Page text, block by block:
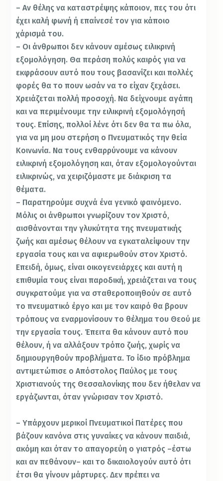
– Αν θέλης να καταστρέψης κάποιον, πες του ότι
έχει καλή φωνή ή επαίνεσέ τον για κάποιο
χάρισμά του.
– Οι άνθρωποι δεν κάνουν αμέσως ειλικρινή
εξομολόγηση. Θα περάση πολύς καιρός για να
εκφράσουν αυτό που τους βασανίζει και πολλές
φορές θα το πουν ωσάν να το είχαν ξεχάσει.
Χρειάζεται πολλή προσοχή. Να δείχνουμε αγάπη
και να περιμένουμε την ειλικρινή εξομολόγησή
τους. Επίσης, πολλοί λένε ότι δεν θα τα πω όλα,
για να μη μου στερήση ο Πνευματικός την θεία
Κοινωνία. Να τους ενθαρρύνουμε να κάνουν
ειλικρινή εξομολόγηση και, όταν εξομολογούνται
ειλικρινώς, να χειριζόμαστε με διάκριση τα
θέματα.
– Παρατηρούμε συχνά ένα γενικό φαινόμενο.
Μόλις οι άνθρωποι γνωρίζουν τον Χριστό,
αισθάνονται την γλυκύτητα της πνευματικής
ζωής και αμέσως θέλουν να εγκαταλείψουν την
εργασία τους και να αφιερωθούν στον Χριστό.
Επειδή, όμως, είναι οικογενειάρχες και αυτή η
επιθυμία τους είναι παροδική, χρειάζεται να τους
συγκρατούμε για να σταθεροποιηθούν σε αυτό
το πνευματικό έργο και με τον καιρό θα βρουν
τρόπους να εναρμονίσουν το θέλημα του Θεού με
την εργασία τους. Έπειτα θα κάνουν αυτό που
θέλουν, ή να αλλάξουν τρόπο ζωής, χωρίς να
δημιουργηθούν προβλήματα. Το ίδιο πρόβλημα
αντιμετώπισε ο Απόστολος Παύλος με τους
Χριστιανούς της Θεσσαλονίκης που δεν ήθελαν να
εργάζωνται, όταν γνώρισαν τον Χριστό.
– Υπάρχουν μερικοί Πνευματικοί Πατέρες που
βάζουν κανόνα στις γυναίκες να κάνουν παιδιά,
ακόμη και όταν το απαγορεύη ο γιατρός –έστω
και αν πεθάνουν– και το δικαιολογούν αυτό ότι
έτσι θα γίνουν μάρτυρες. Δεν πρέπει να